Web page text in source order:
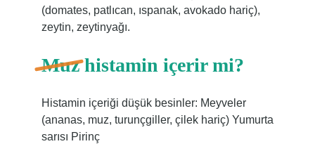
(domates, patlıcan, ıspanak, avokado hariç),
zeytin, zeytinyağı.
Muz histamin içerir mi?
Histamin içeriği düşük besinler: Meyveler
(ananas, muz, turunçgiller, çilek hariç) Yumurta
sarısı Pirinç